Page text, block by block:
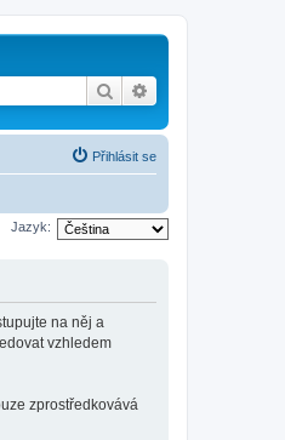
Hledat
Přihlásit se
Jazyk:
na něj a
vzhledem
zprostředkovává